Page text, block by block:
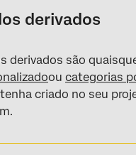
derivados
derivados são
ou categorias
criado no seu